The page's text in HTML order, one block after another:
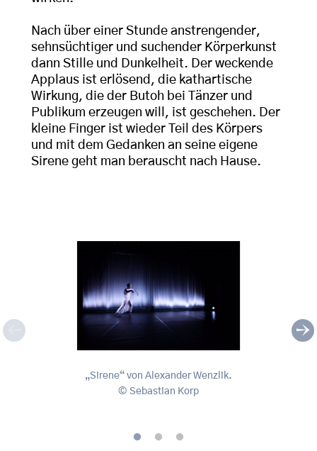
Nach über einer Stunde anstrengender,
sehnsüchtiger und suchender Körperkunst
dann Stille und Dunkelheit. Der weckende
Applaus ist erlösend, die kathartische
Wirkung, die der Butoh bei Tänzer und
Publikum erzeugen will, ist geschehen. Der
kleine Finger ist wieder Teil des Körpers
und mit dem Gedanken an seine eigene
Sirene geht man berauscht nach Hause.
, © Sebastian Korp
„Sirene“ von Alexander Wenzlik.
Sebastian Korp